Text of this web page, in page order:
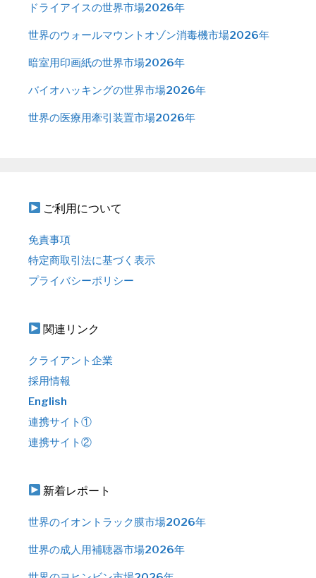
ドライアイスの世界市場2026年
世界のウォールマウントオゾン消毒機市場2026年
暗室用印画紙の世界市場2026年
バイオハッキングの世界市場2026年
世界の医療用牽引装置市場2026年
ご利用について
免責事項
特定商取引法に基づく表示
プライバシーポリシー
関連リンク
クライアント企業
採用情報
English
連携サイト①
連携サイト②
新着レポート
世界のイオントラック膜市場2026年
世界の成人用補聴器市場2026年